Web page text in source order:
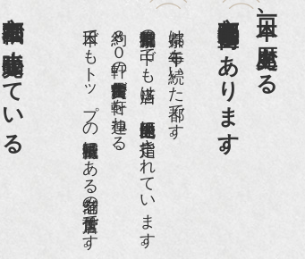
日本一、歴史ある
京都祇園骨董街にあります。
京都は千年も続いた都です。
京都祇園骨董街の中でも当店は、歴史的保全地区に指定されています。
約８０軒の古美術骨董商が軒を連ねる、
日本でもトップの祇園骨董街にある老舗の骨董店です。
京都祇園で小売販売している